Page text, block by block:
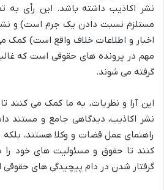
نشر اکاذیب داشته باشد. این رأی به
مستلزم نسبت دادن یک جرم است) و
اخبار و اطلاعات خلاف واقع است) کمک
مهم در پرونده های حقوقی است که
گرفته می شوند.
این آرا و نظریات، به ما کمک می کنند
نشر اکاذیب، دیدگاهی جامع و مستند
راهنمای عمل قضات و وکلا هستند،
کنند تا حقوق و مسئولیت های خود را
گرفتار شدن در دام پیچیدگی های حقوقی